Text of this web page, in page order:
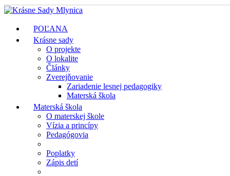
POĽANA
Krásne sady
O projekte
O lokalite
Články
Zverejňovanie
Zariadenie lesnej pedagogiky
Materská škola
Materská škola
O materskej škole
Vízia a princípy
Pedagógovia
Poplatky
Zápis detí